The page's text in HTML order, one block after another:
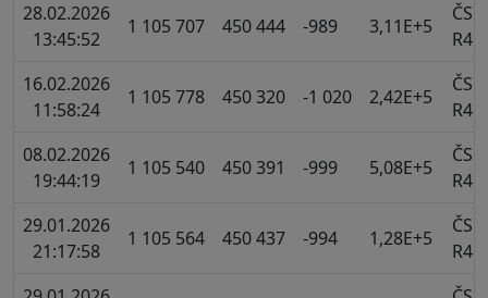
28.02.2026
13:45:52
1 105 707 450 444 -989 3,11E+5
ČSM
16.02.2026
11:58:24
1 105 778 450 320 -1 020 2,42E+5
ČSM
08.02.2026
19:44:19
1 105 540 450 391 -999 5,08E+5
ČSM
29.01.2026
21:17:58
1 105 564 450 437 -994 1,28E+5
ČSM